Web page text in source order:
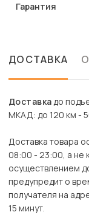
Гарантия
ДОСТАВКА
Доставкадо
МКАД: до 120 км -
Доставка товара
08:00 - 23:00, а не
осуществлением
предупредит о
получателя на
15 минут.